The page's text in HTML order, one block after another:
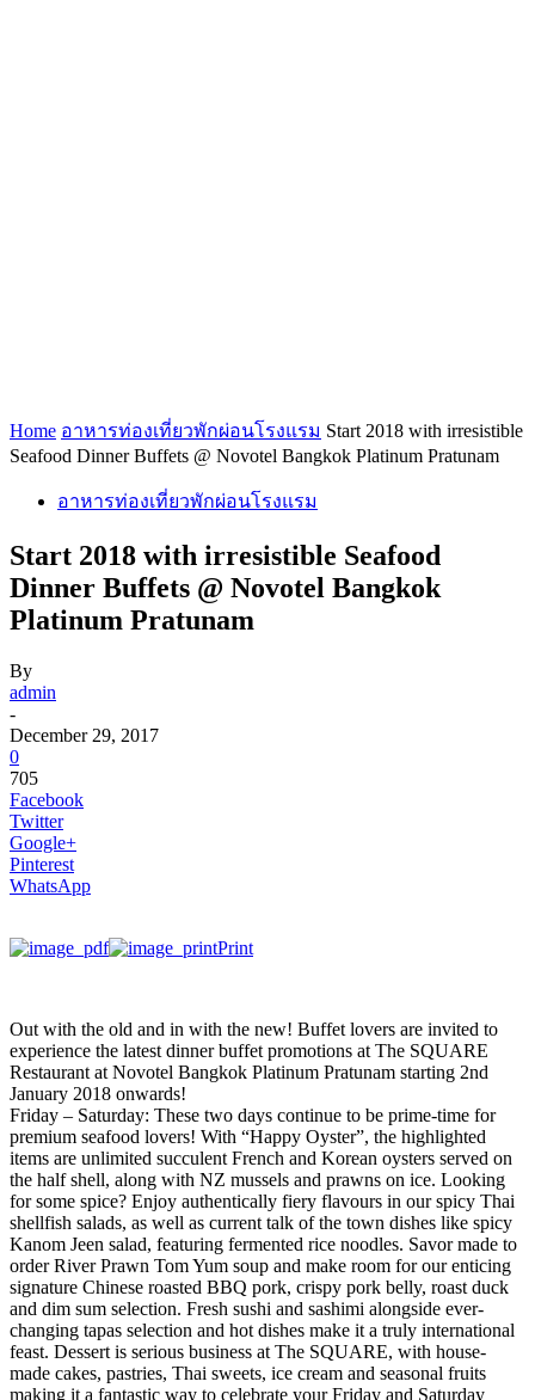
Home อาหารท่องเที่ยวพักผ่อนโรงแรม Start 2018 with irresistible
Seafood Dinner Buffets @ Novotel Bangkok Platinum Pratunam
อาหารท่องเที่ยวพักผ่อนโรงแรม
Start 2018 with irresistible Seafood
Dinner Buffets @ Novotel Bangkok
Platinum Pratunam
By
admin
-
December 29, 2017
0
705
Facebook
Twitter
Google+
Pinterest
WhatsApp
Print
Out with the old and in with the new! Buffet lovers are invited to
experience the latest dinner buffet promotions at The SQUARE
Restaurant at Novotel Bangkok Platinum Pratunam starting 2nd
January 2018 onwards!
Friday – Saturday: These two days continue to be prime-time for
premium seafood lovers! With “Happy Oyster”, the highlighted
items are unlimited succulent French and Korean oysters served on
the half shell, along with NZ mussels and prawns on ice. Looking
for some spice? Enjoy authentically fiery flavours in our spicy Thai
shellfish salads, as well as current talk of the town dishes like spicy
Kanom Jeen salad, featuring fermented rice noodles. Savor made to
order River Prawn Tom Yum soup and make room for our enticing
signature Chinese roasted BBQ pork, crispy pork belly, roast duck
and dim sum selection. Fresh sushi and sashimi alongside ever-
changing tapas selection and hot dishes make it a truly international
feast. Dessert is serious business at The SQUARE, with house-
made cakes, pastries, Thai sweets, ice cream and seasonal fruits
making it a fantastic way to celebrate your Friday and Saturday